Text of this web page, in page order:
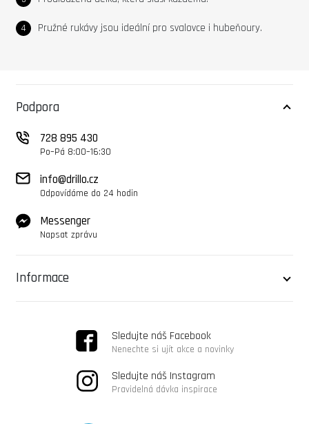
Pružné rukávy jsou ideální pro svalovce i hubeňoury.
Podpora
728 895 430
Po–Pá 8:00–16:30
info@drillo.cz
Odpovídáme do 24 hodin
Messenger
Napsat zprávu
Informace
Sledujte náš Facebook
Nenechte si ujít akce a novinky
Sledujte náš Instagram
Pravidelná dávka inspirace